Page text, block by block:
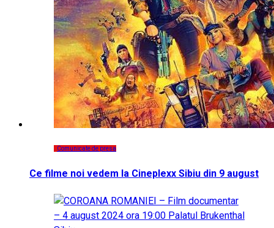
Comunicate de presa
Ce filme noi vedem la Cineplexx Sibiu din 9 august